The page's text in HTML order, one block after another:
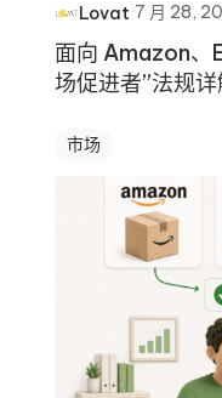
Lovat·7 月 28,
面向 Amazon、
场促进者”法规
市场